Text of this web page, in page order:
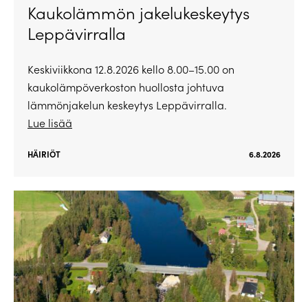
Kaukolämmön jakelukeskeytys
Leppävirralla
Keskiviikkona 12.8.2026 kello 8.00–15.00 on
kaukolämpöverkoston huollosta johtuva
lämmönjakelun keskeytys Leppävirralla.
Lue lisää
HÄIRIÖT 6.8.2026